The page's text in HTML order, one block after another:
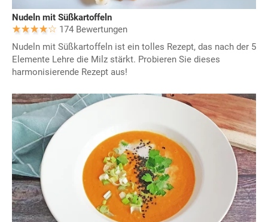
Nudeln mit Süßkartoffeln
174 Bewertungen
Nudeln mit Süßkartoffeln ist ein tolles Rezept, das nach der 5
Elemente Lehre die Milz stärkt. Probieren Sie dieses
harmonisierende Rezept aus!